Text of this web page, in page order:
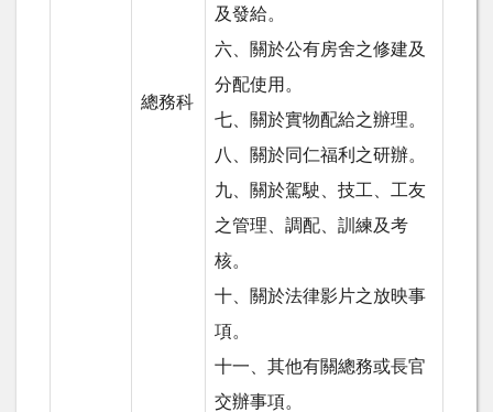
總務科
及發給。
六、關於公有房舍之修建及
分配使用。
七、關於實物配給之辦理。
八、關於同仁福利之研辦。
九、關於駕駛、技工、工友
之管理、調配、訓練及考
核。
十、關於法律影片之放映事
項。
十一、其他有關總務或長官
交辦事項。